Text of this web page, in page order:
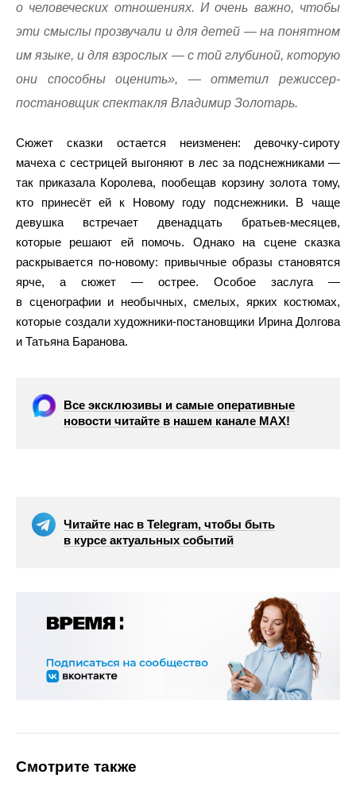
о человеческих отношениях. И очень важно, чтобы
эти смыслы прозвучали и для детей — на понятном
им языке, и для взрослых — с той глубиной, которую
они способны оценить», — отметил режиссер-
постановщик спектакля Владимир Золотарь.
Сюжет сказки остается неизменен: девочку-сироту
мачеха с сестрицей выгоняют в лес за подснежниками —
так приказала Королева, пообещав корзину золота тому,
кто принесёт ей к Новому году подснежники. В чаще
девушка встречает двенадцать братьев-месяцев,
которые решают ей помочь. Однако на сцене сказка
раскрывается по-новому: привычные образы становятся
ярче, а сюжет — острее. Особое заслуга —
в сценографии и необычных, смелых, ярких костюмах,
которые создали художники-постановщики Ирина Долгова
и Татьяна Баранова.
Все эксклюзивы и самые оперативные
новости читайте в нашем канале МАХ!
Читайте нас в Telegram, чтобы быть
в курсе актуальных событий
Смотрите также